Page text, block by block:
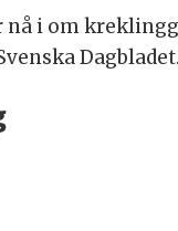
nå i om
Dagbladet.